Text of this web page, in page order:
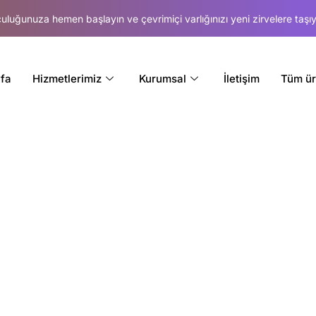
hemen başlayın ve çevrimiçi varlığınızı yeni zirvelere
Hizmetlerimiz Kurumsal İletişim Tüm